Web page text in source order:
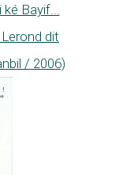
Bayif...
dit
/ 2006)